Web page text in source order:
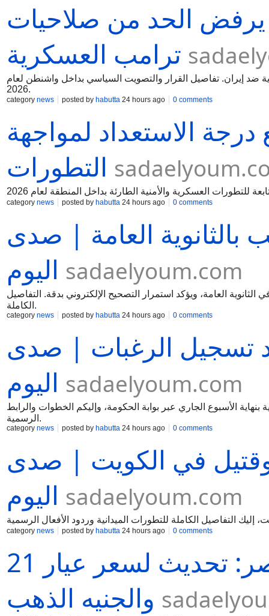
الحد من صلاحيات
ترامب العسكرية
إيران. تفاصيل القرار والتصويت السياسي بداخل واشنطن لعام
2026.
category news posted by habutta 24 hours ago 0 comments
الاستعداد لمواجهة
التطورات
category news posted by habutta 24 hours ago 0 comments
ألف طالب بالثانوية العامة | صدى
اليوم sadaelyoum.com
والتعليم يكشف حقيقة رسوب 243 ألف طالب في الثانوية العامة، ويؤكد استمرار التصحيح الإلكتروني بدقة. التفاصيل
الكاملة.
category news posted by habutta 24 hours ago 0 comments
تسجيل الرغبات | صدى
اليوم sadaelyoum.com
الثانوية بنهاية الأسبوع الجاري عبر بوابة الحكومة، وإليكم الخطوات والرابط
الرسمية.
category news posted by habutta 24 hours ago 0 comments
وقتيل في الكويت | صدى
اليوم sadaelyoum.com
التفاصيل الكاملة للتطورات الميدانية وردود الأفعال الرسمية
category news posted by habutta 24 hours ago 0 comments
أسعار الذهب اليوم في مصر: تحديث لسعر عيار 21
والجنيه الذهب